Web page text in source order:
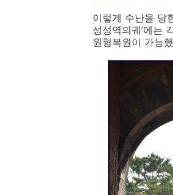
이렇게 수난을 당
성성역의궤’에는
원형복원이 가능